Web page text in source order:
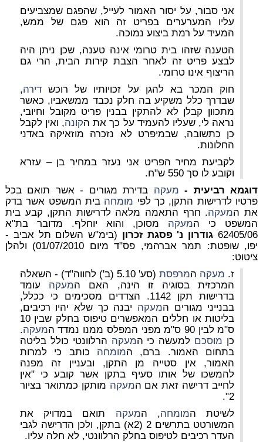
אני סבור, על יסור האמור לעייל, שהפגם שמצביעים
עליו המערערים בפריט זה הוא פגם של ממש,
המעיד על רמת ביצוע נמוכה.
הטענה שזהו בית טרומי אינה טענה, שכן ניתן היה
לבצע פריט זה לאחר הצבת קירות הבית, הרי גם
הריצוף אינו טרומי.
חוק המכר בא להגן על זכויותיו של רוכשדירה,
שבדרך כלל משקיע בה חלק נכבד ממשאביו, כאשר
מתכוון קבלן לא להתקין בבנין פריט מקובל וחיובי,
נראה לי, שעליו להעמיד על כך את הקונה, ואין לקבל
כן כתשובה, שבמיפרט לא נזכרה מוזאיקה באדני
החלונות.
לקביעת מחיר הפריט אני נעזר במחיר בן – עזרא
וקובע לו סך 550 ש"ח.
דוגמא רביעית - מעקה בדירת מגורים - אשר תואם בכל
פרטיו לדרישות התקן, כך לפי מומחה בית המשפט אשר בדק
את המעקה. חרף התאמה מלאה לדרישות התקן, קבע בית
המשפט כי המעקה מסוכן, והוא יוחלף. מדובר בת"א
62405/06 גודרון נ' פסגת זכרון (בימ"ש השלום תל אביב -
יפו, שופטת: תמר אברהמי, פס"ד מיום 01/07/2010) ולהלן
ציטוט:
ז. מעקה המרפסת
(סע' 5.10 (ב') לחווה"ד) - השאלה
המרכזית בסוגיה זו הינה, האם המעקה עומד
בדרישות תקן 1142. הצדדים מסכימים כי ככלל,
בבנייני מגורים המעקה יבנה כך שלא יהיו רכיבים,
בליטות או חללים המאפשרים טיפוס בחלק שבין 10
ס"מ לבין 90 ס"מ מפני המפלס ממנו נמדד ה
מעקה.
כן מוסכם למעשה כי המעקה הרלוונטי כולל בליטה
בתחום האמור. ברם, המומחה כותב כי למרות
האמור, אין סטייה מן התקן, ובעניין זה מפנה
להמשכו של אותו סעיף בתקן אשר קובע כי "אין
לחייב דרישה זאת אם המעקה מותקן כמתואר בציור
2".
לשיטת המומחה, המעקה תואם במדויק את
המשורטט בתרשים 2 (2א) בתקן, ולכן הדרישה לגבי
העדר רכיבים לטיפוס בחלק הרלוונטי, לא חלה עליו.